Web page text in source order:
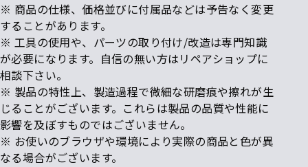
※ 商品の仕様、価格並びに付属品などは予告なく変更
することがあります。
※ 工具の使用や、パーツの取り付け/改造は専門知識
が必要になります。自信の無い方はリペアショップに
相談下さい。
※ 製品の特性上、製造過程で微細な研磨痕や擦れが生
じることがございます。これらは製品の品質や性能に
影響を及ぼすものではございません。
※ お使いのブラウザや環境により実際の商品と色が異
なる場合がございます。